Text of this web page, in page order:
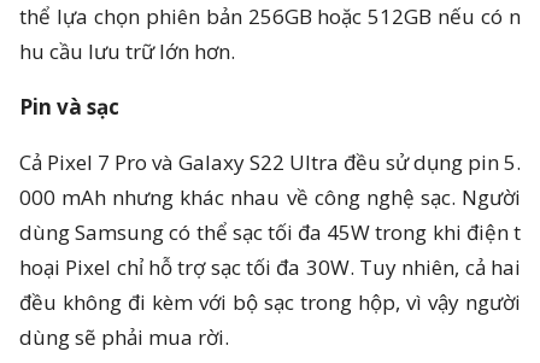
thể lựa chọn phiên bản 256GB hoặc 512GB nếu có n
hu cầu lưu trữ lớn hơn.
Pin và sạc
Cả Pixel 7 Pro và Galaxy S22 Ultra đều sử dụng pin 5.
000 mAh nhưng khác nhau về công nghệ sạc. Người
dùng Samsung có thể sạc tối đa 45W trong khi điện t
hoại Pixel chỉ hỗ trợ sạc tối đa 30W. Tuy nhiên, cả hai
đều không đi kèm với bộ sạc trong hộp, vì vậy người
dùng sẽ phải mua rời.